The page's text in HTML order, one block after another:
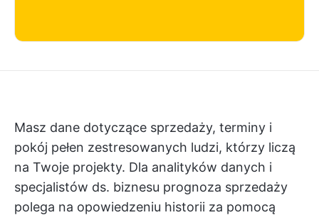
Masz dane dotyczące sprzedaży, terminy i
pokój pełen zestresowanych ludzi, którzy liczą
na Twoje projekty. Dla analityków danych i
specjalistów ds. biznesu prognoza sprzedaży
polega na opowiedzeniu historii za pomocą